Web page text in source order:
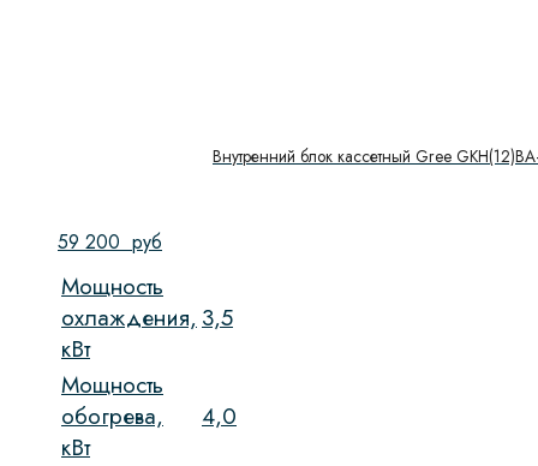
Внутренний блок кассетный Gree
59 200 руб
Мощность
охлаждения,
кВт
3,5
Мощность
обогрева,
кВт
4,0